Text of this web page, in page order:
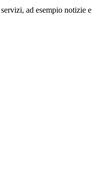
ad esempio notizie